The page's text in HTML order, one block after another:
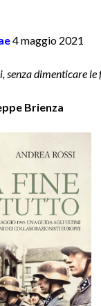
4 maggio 2021
senza dimenticare le
Brienza